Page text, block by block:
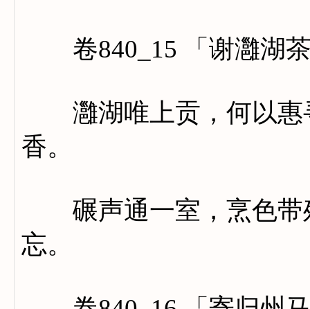
卷840_15 「谢灉湖
灉湖唯上贡，何以惠
香。
碾声通一室，烹色带
忘。